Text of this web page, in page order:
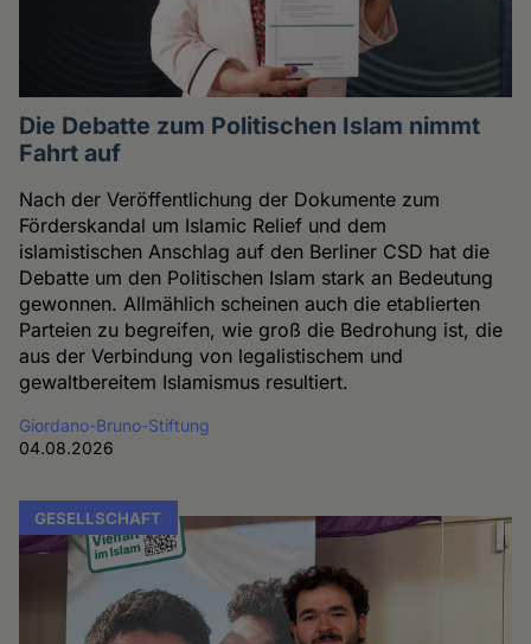
Die Debatte zum Politischen Islam nimmt
Fahrt auf
Nach der Veröffentlichung der Dokumente zum
Förderskandal um Islamic Relief und dem
islamistischen Anschlag auf den Berliner CSD hat die
Debatte um den Politischen Islam stark an Bedeutung
gewonnen. Allmählich scheinen auch die etablierten
Parteien zu begreifen, wie groß die Bedrohung ist, die
aus der Verbindung von legalistischem und
gewaltbereitem Islamismus resultiert.
Giordano-Bruno-Stiftung
04.08.2026
GESELLSCHAFT